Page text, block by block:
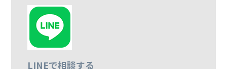
LINEで相談する